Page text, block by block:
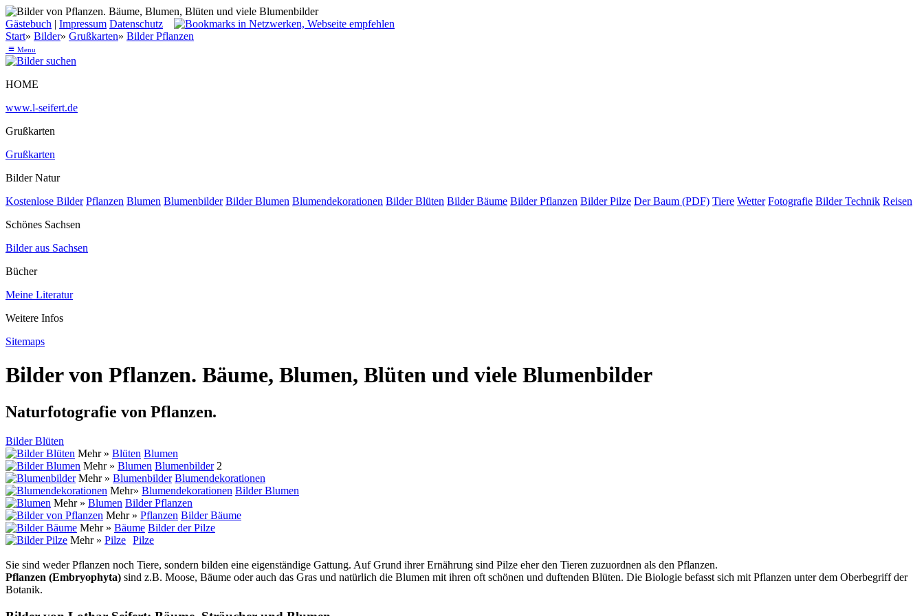
Gästebuch | Impressum Datenschutz
Start» Bilder» Grußkarten» Bilder Pflanzen
≡ Menu
HOME
www.l-seifert.de
Grußkarten
Grußkarten
Bilder Natur
Kostenlose Bilder Pflanzen Blumen Blumenbilder Bilder Blumen Blumendekorationen Bilder Blüten Bilder Bäume Bilder Pflanzen Bilder Pilze Der Baum (PDF) Tiere Wetter Fotografie Bilder Technik Reisen
Schönes Sachsen
Bilder aus Sachsen
Bücher
Meine Literatur
Weitere Infos
Sitemaps
Bilder von Pflanzen. Bäume, Blumen, Blüten und viele Blumenbilder
Naturfotografie von Pflanzen.
Bilder Blüten
Mehr » Blüten Blumen
Mehr » Blumen Blumenbilder2
Mehr » Blumenbilder Blumendekorationen
Mehr» Blumendekorationen Bilder Blumen
Mehr » Blumen Bilder Pflanzen
Mehr » Pflanzen Bilder Bäume
Mehr » Bäume Bilder der Pilze
Mehr » Pilze Pilze
Sie sind weder Pflanzen noch Tiere, sondern bilden eine eigenständige Gattung. Auf Grund ihrer Ernährung sind Pilze eher den Tieren zuzuordnen als den Pflanzen.
Pflanzen (Embryophyta) sind z.B. Moose, Bäume oder auch das Gras und natürlich die Blumen mit ihren oft schönen und duftenden Blüten. Die Biologie befasst sich mit Pflanzen unter dem Oberbegriff der
Botanik.